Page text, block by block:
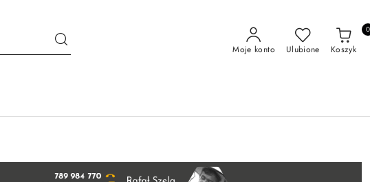
Moje konto Ulubione Koszyk
0